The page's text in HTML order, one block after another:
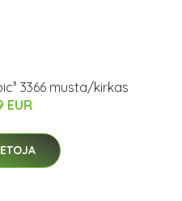
3366 musta/kirkas
EUR